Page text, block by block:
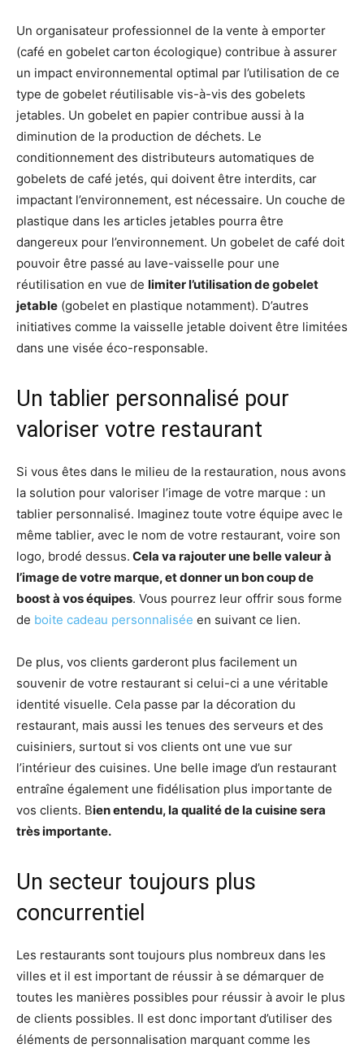
Un organisateur professionnel de la vente à emporter
(café en gobelet carton écologique) contribue à assurer
un impact environnemental optimal par l’utilisation de ce
type de gobelet réutilisable vis-à-vis des gobelets
jetables. Un gobelet en papier contribue aussi à la
diminution de la production de déchets. Le
conditionnement des distributeurs automatiques de
gobelets de café jetés, qui doivent être interdits, car
impactant l’environnement, est nécessaire. Un couche de
plastique dans les articles jetables pourra être
dangereux pour l’environnement. Un gobelet de café doit
pouvoir être passé au lave-vaisselle pour une
réutilisation en vue de limiter l’utilisation de gobelet
jetable (gobelet en plastique notamment). D’autres
initiatives comme la vaisselle jetable doivent être limitées
dans une visée éco-responsable.
Un tablier personnalisé pour
valoriser votre restaurant
Si vous êtes dans le milieu de la restauration, nous avons
la solution pour valoriser l’image de votre marque : un
tablier personnalisé. Imaginez toute votre équipe avec le
même tablier, avec le nom de votre restaurant, voire son
logo, brodé dessus. Cela va rajouter une belle valeur à
l’image de votre marque, et donner un bon coup de
boost à vos équipes. Vous pourrez leur offrir sous forme
de boite cadeau personnalisée en suivant ce lien.
De plus, vos clients garderont plus facilement un
souvenir de votre restaurant si celui-ci a une véritable
identité visuelle. Cela passe par la décoration du
restaurant, mais aussi les tenues des serveurs et des
cuisiniers, surtout si vos clients ont une vue sur
l’intérieur des cuisines. Une belle image d’un restaurant
entraîne également une fidélisation plus importante de
vos clients. Bien entendu, la qualité de la cuisine sera
très importante.
Un secteur toujours plus
concurrentiel
Les restaurants sont toujours plus nombreux dans les
villes et il est important de réussir à se démarquer de
toutes les manières possibles pour réussir à avoir le plus
de clients possibles. Il est donc important d’utiliser des
éléments de personnalisation marquant comme les